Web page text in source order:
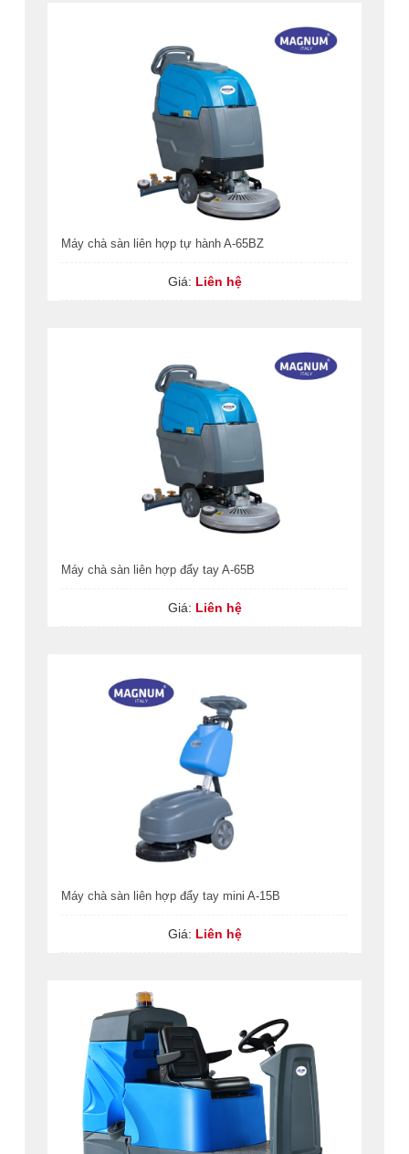
Máy chà sàn liên hợp tự hành A-65BZ
Giá: Liên hệ
Máy chà sàn liên hợp đẩy tay A-65B
Giá: Liên hệ
Máy chà sàn liên hợp đẩy tay mini A-15B
Giá: Liên hệ